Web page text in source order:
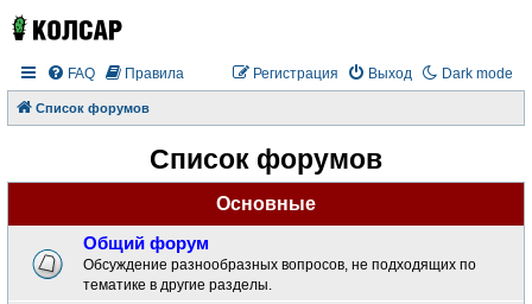
Dark mode
FAQ Правила Выход
Регистрация
Список форумов
Список форумов
Основные
Общий форум
Обсуждение разнообразных вопросов, не подходящих по
тематике в другие разделы.